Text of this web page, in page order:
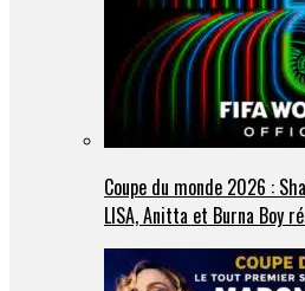
Coupe du monde 2026 :
LISA, Anitta et Burna Boy